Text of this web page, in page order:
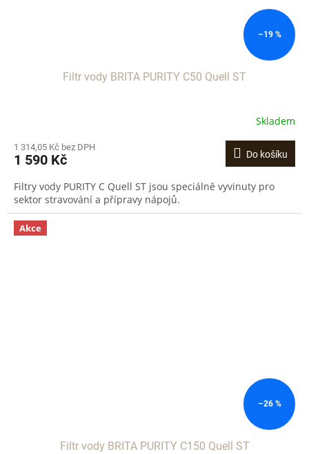
–19 %
Filtr vody BRITA PURITY C50 Quell ST
Skladem
1 314,05 Kč bez DPH
1 590 Kč Do košíku
Filtry vody PURITY C Quell ST jsou speciálně vyvinuty pro
sektor stravování a přípravy nápojů.
Akce
–26 %
Filtr vody BRITA PURITY C150 Quell ST